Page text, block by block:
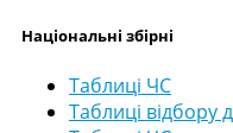
Національні збірні
Таблиці ЧС
Таблиці відбору